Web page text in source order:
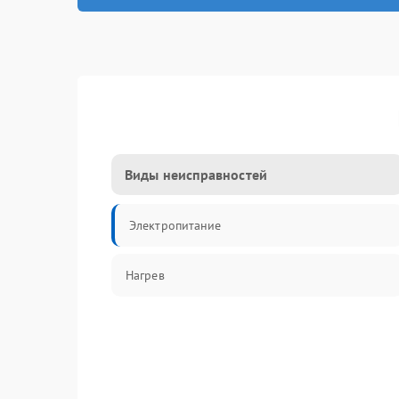
Виды неисправностей
Электропитание
Нагрев